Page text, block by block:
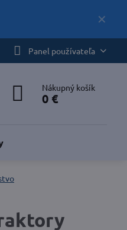
✕
Panel používateľa
Nákupný košík
0 €